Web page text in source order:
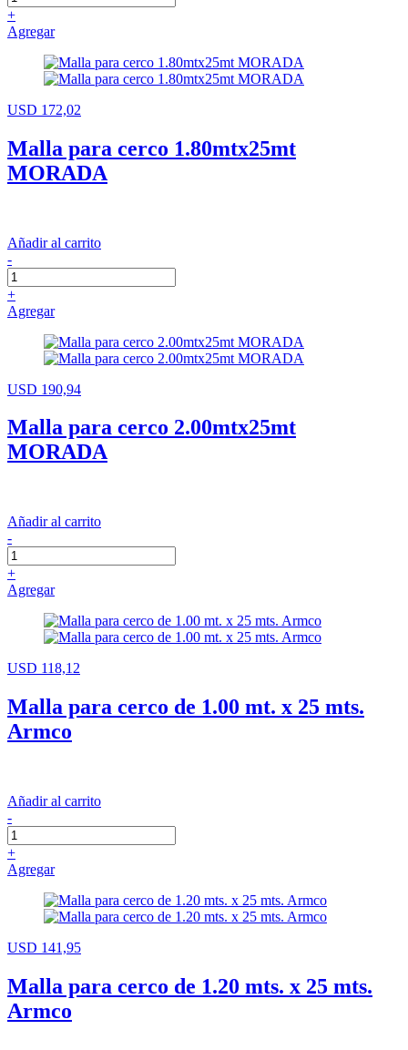
+
Agregar
USD 172,02
Malla para cerco 1.80mtx25mt
MORADA
Añadir al carrito
-
+
Agregar
USD 190,94
Malla para cerco 2.00mtx25mt
MORADA
Añadir al carrito
-
+
Agregar
USD 118,12
Malla para cerco de 1.00 mt. x 25 mts.
Armco
Añadir al carrito
-
+
Agregar
USD 141,95
Malla para cerco de 1.20 mts. x 25 mts.
Armco